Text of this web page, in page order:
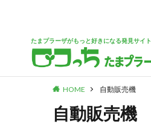
たまプラーザがもっと好きになる発見サイト
HOME 自動販売機
自動販売機